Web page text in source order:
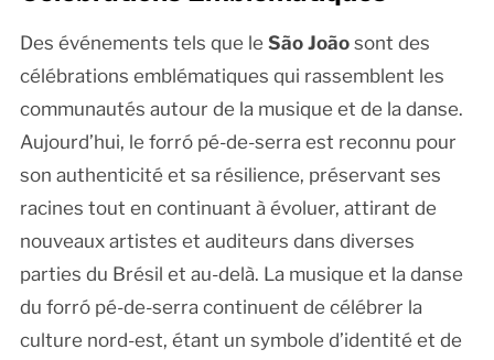
Des événements tels que le São Joãosont des
célébrations emblématiques qui rassemblent les
communautés autour de la musique et de la danse.
Aujourd’hui, le forró pé-de-serra est reconnu pour
son authenticité et sa résilience, préservant ses
racines tout en continuant à évoluer, attirant de
nouveaux artistes et auditeurs dans diverses
parties du Brésil et au-delà. La musique et la danse
du forró pé-de-serra continuent de célébrer la
culture nord-est, étant un symbole d’identité et de